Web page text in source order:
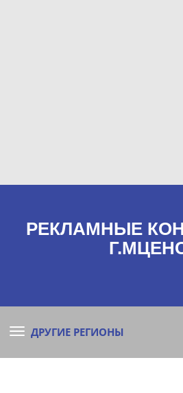
РЕКЛАМНЫЕ
ДРУГИЕ РЕГИОНЫ